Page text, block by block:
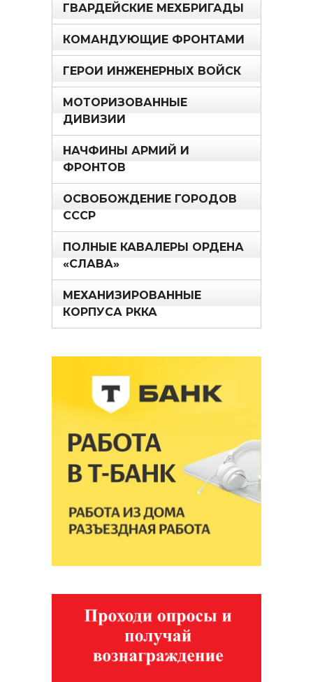
ГВАРДЕЙСКИЕ МЕХБРИГАДЫ
КОМАНДУЮЩИЕ ФРОНТАМИ
ГЕРОИ ИНЖЕНЕРНЫХ ВОЙСК
МОТОРИЗОВАННЫЕ
ДИВИЗИИ
НАЧФИНЫ АРМИЙ И
ФРОНТОВ
ОСВОБОЖДЕНИЕ ГОРОДОВ
СССР
ПОЛНЫЕ КАВАЛЕРЫ ОРДЕНА
«СЛАВА»
МЕХАНИЗИРОВАННЫЕ
КОРПУСА РККА